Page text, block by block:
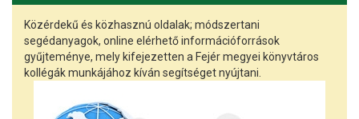
Közérdekű és közhasznú oldalak; módszertani
segédanyagok, online elérhető információforrások
gyűjteménye, mely kifejezetten a Fejér megyei könyvtáros
kollégák munkájához kíván segítséget nyújtani.